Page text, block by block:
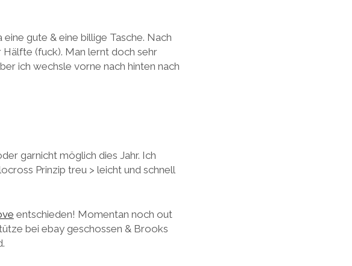
gute & eine billige Tasche. Nach
Hälfte (fuck). Man lernt doch sehr
ich wechsle vorne nach hinten nach
garnicht möglich dies Jahr. Ich
Prinzip treu > leicht und schnell
entschieden! Momentan noch out
bei ebay geschossen & Brooks